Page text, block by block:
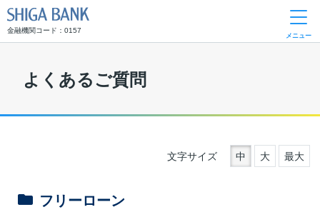
金融機関コード：0157
メニュー
よくあるご質問
文字サイズ 中 大 最大
フリーローン